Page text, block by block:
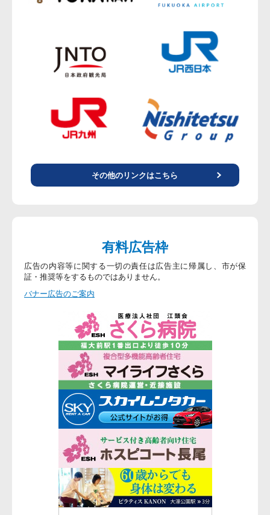
その他のリンクはこちら
有料広告枠
広告の内容等に関する一切の責任は広告主に帰属し、市が保
証・推奨等をするものではありません。
バナー広告のご案内